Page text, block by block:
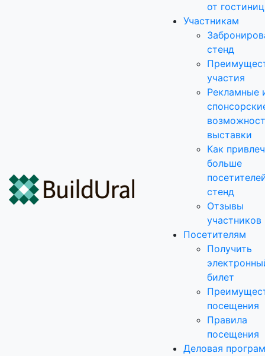
от гостиниц
Участникам
стенд
участия
Рекламные
выставки
Как
больше
стенд
Отзывы
участников
Посетителям
Получить
билет
посещения
Правила
посещения
Деловая